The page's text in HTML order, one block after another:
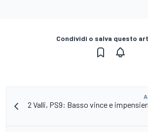
Condividi o salva questo
2 Valli, PS9: Basso vince e